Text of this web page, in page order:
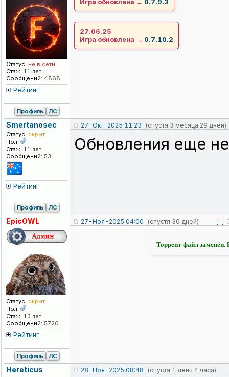
Статус: не в сети
Стаж: 11 лет
Сообщений: 4868
Рейтинг
Игра обновлена → 0.7.9.3
27.06.25
Игра обновлена → 0.7.10.2
Профиль ЛС
Smertanosec
Статус: скрыт
Пол:
Стаж: 11 лет
Сообщений: 53
Рейтинг
27-Окт-2025 11:23 (спустя 3 месяца 29 дней)
Обновления еще
Профиль ЛС
EpicOWL
Статус: скрыт
Пол:
Стаж: 13 лет
Сообщений: 5720
Рейтинг
27-Ноя-2025 04:00 (спустя 30 дней) [-]
Торрент-файл заменён.
Профиль ЛС
Hereticus 28-Ноя-2025 08:48 (спустя 1 день 4 часа)